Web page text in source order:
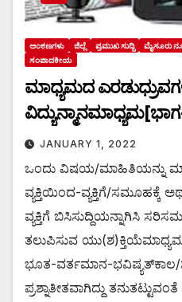
ಅಂಕಣಗಳು ಜಿಲ್ಲೆ ಪ್ರಮುಖ ಸುದ್ದಿ ಮೈಸೂರು
ಸಂಪಾದಕೀಯ
ಮಾಧ್ಯಮದ
JANUARY 1, 2022
ಒಂದು ವಿಷಯ/ಮಾಹಿತಿಯನ್ನು
ವ್ಯಕ್ತಿಯಿಂದ-ವ್ಯಕ್ತಿಗೆ/
ವ್ಯಕ್ತಿಗೆ ಬಿಸಿಸುದ್ದಿಯನ್ನಾಗಿಸಿ
ತಲುಪಿಸುವ
ಭೂತ-ವರ್ತಮಾನ-ಭವಿಷ್ಯತ್‌ಕಾಲ/
ಪ್ರಶ್ನಾತೀತವಾಗಿದ್ದು